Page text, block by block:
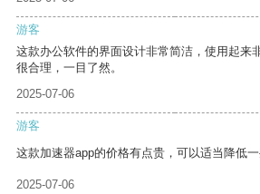
游客
这款办公软件的界面设计非常简洁，使用起来
很合理，一目了然。
2025-07-06
游客
这款加速器app的价格有点贵，可以适当降低一
2025-07-06